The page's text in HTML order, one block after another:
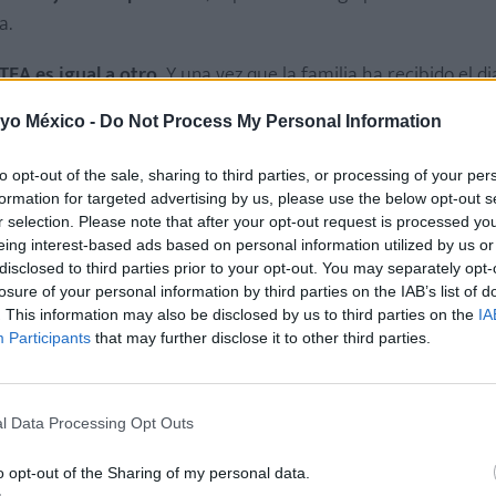
México - Do Not Process My Personal Information
opt-out of the sale, sharing to third parties, or processing of your
for targeted advertising by us, please use the below opt-out
selection. Please note that after your opt-out request is processed
interest-based ads based on personal information utilized by us
to third parties prior to your opt-out. You may separately
of your personal information by third parties on the IAB’s list of
This information may also be disclosed by us to third parties on the
Participants that may further disclose it to other third parties.
Data Processing Opt Outs
opt-out of the Sharing of my personal data.
es igual a otro.Y una vez que la familia ha recibido el
“una intervención temprana va a generar mejores
necesidades básicas como el hambre o el sueño
caso, elabora un tablero de comunicación que contenga
plato de cereal, etcétera. Incluso, puedes tomar fotos de comida,
manipular y transportar.